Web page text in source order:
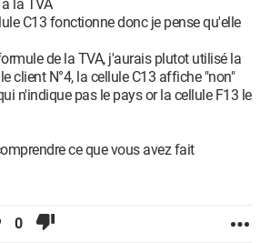
la TVA
C13 fonctionne donc je pense qu'elle
de la TVA, j'aurais plutot utilisé la
client N°4, la cellule C13 affiche "non"
n'indique pas le pays or la cellule F13 le
ce que vous avez fait
0